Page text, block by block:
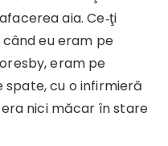
aia. Ce‑ţi
eu eram pe
eram pe
cu o infirmieră
nici măcar în stare